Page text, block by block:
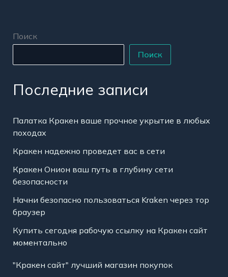
Поиск
Поиск
Последние записи
Палатка Кракен ваше прочное укрытие в любых
походах
Кракен надежно проведет вас в сети
Кракен Онион ваш путь в глубину сети
безопасности
Начни безопасно пользоваться Kraken через тор
браузер
Купить сегодня рабочую ссылку на Кракен сайт
моментально
"Кракен сайт" лучший магазин покупок